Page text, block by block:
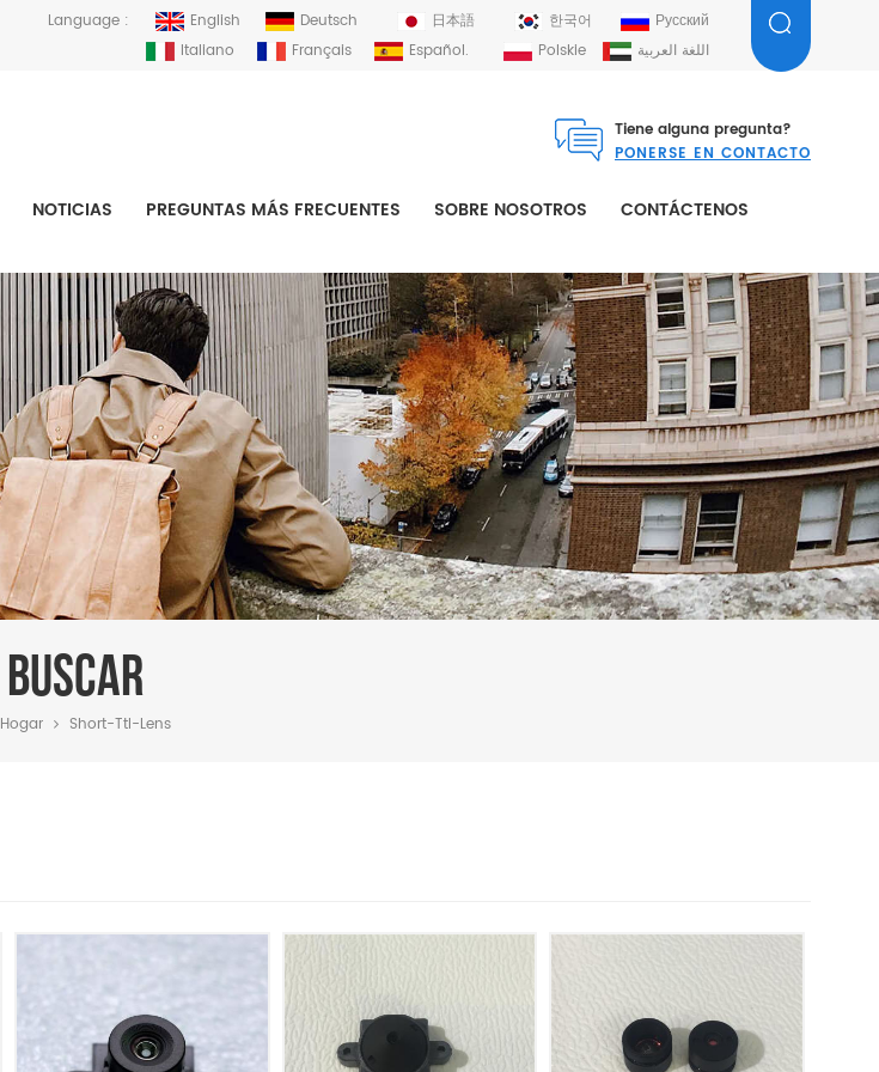
Language : English Deutsch 日本語 한국어
Русский
Italiano
Français Español. Polskie اللغة العربية
Tiene alguna pregunta?
PONERSE EN CONTACTO
NOTICIAS PREGUNTAS MÁS FRECUENTES SOBRE NOSOTROS CONTÁCTENOS
BUSCAR
Hogar Short-Ttl-Lens